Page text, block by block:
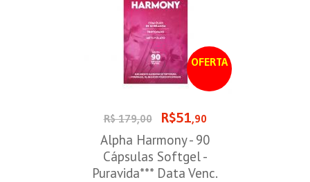
OFERTA
R$ 179,00 R$51,90
Alpha Harmony - 90
Cápsulas Softgel -
Puravida*** Data Venc.